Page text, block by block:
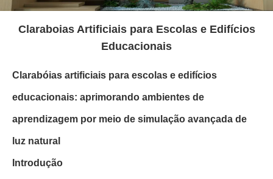
Claraboias Artificiais para Escolas e Edifícios
Educacionais
Clarabóias artificiais para escolas e edifícios
educacionais: aprimorando ambientes de
aprendizagem por meio de simulação avançada de
luz natural
Introdução